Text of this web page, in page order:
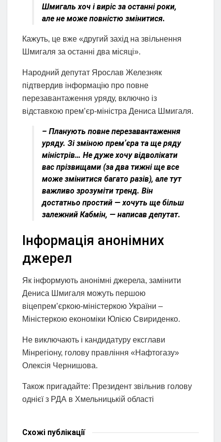
Шмигаль хоч і виріс за останні роки,
але не може повністю змінитися.
Кажуть, це вже «другий захід на звільнення
Шмигаля за останні два місяці».
Народний депутат Ярослав Железняк
підтвердив інформацію про повне
перезавантаження уряду, включно із
відставкою прем’єр-міністра Дениса Шмигаля.
– Планують повне перезавантаження
уряду. Зі зміною премʼєра та ще ряду
міністрів… Не дуже хочу відволікати
вас прізвищами (за два тижні ще все
може змінитися багато разів), але тут
важливо зрозуміти тренд. Він
достатньо простий — хочуть ще більш
залежний Кабмін, — написав депутат.
Інформація анонімних
джерел
Як інформують анонімні джерела, замінити
Дениса Шмигаля можуть першою
віцепрем’єркою-міністеркою України –
Міністеркою економіки Юлією Свириденко.
Не виключають і кандидатуру ексглави
Мінрегіону, голову правління «Нафтогазу»
Олексія Чернишова.
Також пригадайте: Президент звільнив голову
однієї з РДА в Хмельницькій області
Схожі публікації